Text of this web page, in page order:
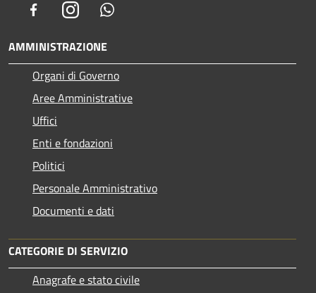
FacebookInstagram
AMMINISTRAZIONE
Organi di Governo
Aree Amministrative
Uffici
Enti e fondazioni
Politici
Personale Amministrativo
Documenti e dati
CATEGORIE DI SERVIZIO
Anagrafe e stato civile